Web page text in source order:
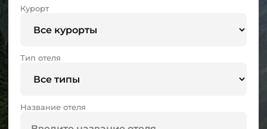
Курорт
Тип отеля
Название отеля